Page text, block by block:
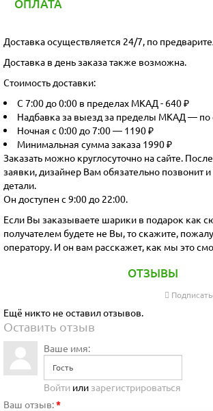
ОПЛАТА
Доставка осуществляется 24/7, по
Доставка в день заказа также возможна.
Стоимость доставки:
С 7:00 до 0:00 в пределах МКАД - 640 ₽
Надбавка за выезд за пределы МКАД — по
Ночная с 0:00 до 7:00 — 1190 ₽
Минимальная сумма заказа 1990 ₽
Заказать можно круглосуточно на сайте.
заявки, дизайнер Вам обязательно позвонит
детали.
Он доступен с 9:00 до 22:00.
Если Вы заказываете шарики в подарок как
получателем будете не Вы, то скажите,
оператору. И он вам расскажет, как мы это
ОТЗЫВЫ
Ещё никто не оставил отзывов.
Оставить отзыв
Ваше имя:
Войти или зарегистрироваться
Ваш отзыв:*